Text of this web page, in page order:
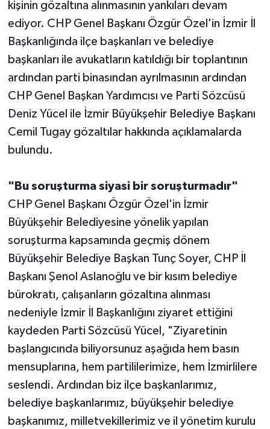
kişinin gözaltına alınmasının yankıları devam
ediyor. CHP Genel Başkanı Özgür Özel'in İzmir İl
Başkanlığında ilçe başkanları ve belediye
başkanları ile avukatların katıldığı bir toplantının
ardından parti binasından ayrılmasının ardından
CHP Genel Başkan Yardımcısı ve Parti Sözcüsü
Deniz Yücel ile İzmir Büyükşehir Belediye Başkanı
Cemil Tugay gözaltılar hakkında açıklamalarda
bulundu.
"Bu soruşturma siyasi bir soruşturmadır"
CHP Genel Başkanı Özgür Özel'in İzmir
Büyükşehir Belediyesine yönelik yapılan
soruşturma kapsamında geçmiş dönem
Büyükşehir Belediye Başkan Tunç Soyer, CHP İl
Başkanı Şenol Aslanoğlu ve bir kısım belediye
bürokratı, çalışanların gözaltına alınması
nedeniyle İzmir İl Başkanlığını ziyaret ettiğini
kaydeden Parti Sözcüsü Yücel, "Ziyaretinin
başlangıcında biliyorsunuz aşağıda hem basın
mensuplarına, hem partililerimize, hem İzmirlilere
seslendi. Ardından biz ilçe başkanlarımız,
belediye başkanlarımız, büyükşehir belediye
başkanımız, milletvekillerimiz ve il yönetim kurulu